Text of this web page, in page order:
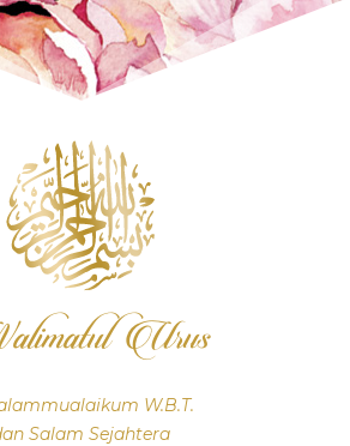
Urus
W.B.T.
Salam Sejahtera